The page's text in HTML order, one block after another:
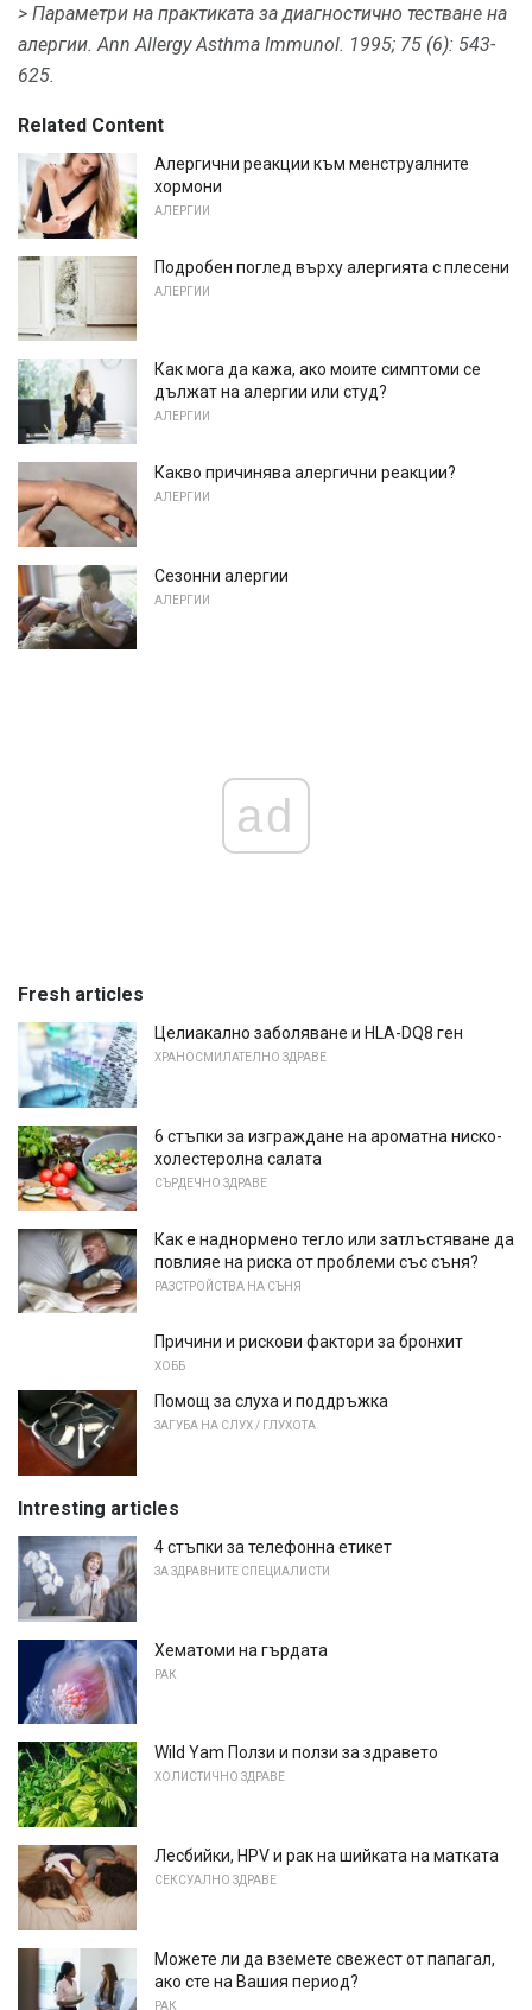
> Параметри на практиката за диагностично тестване на
алергии. Ann Allergy Asthma Immunol. 1995; 75 (6): 543-
625.
Related Content
Алергични реакции към менструалните
хормони
АЛЕРГИИ
Подробен поглед върху алергията с плесени
АЛЕРГИИ
Как мога да кажа, ако моите симптоми се
дължат на алергии или студ?
АЛЕРГИИ
Какво причинява алергични реакции?
АЛЕРГИИ
Сезонни алергии
АЛЕРГИИ
ad
Fresh articles
Целиакално заболяване и HLA-DQ8 ген
ХРАНОСМИЛАТЕЛНО ЗДРАВЕ
6 стъпки за изграждане на ароматна ниско-
холестеролна салата
СЪРДЕЧНО ЗДРАВЕ
Как е наднормено тегло или затлъстяване да
повлияе на риска от проблеми със съня?
РАЗСТРОЙСТВА НА СЪНЯ
Причини и рискови фактори за бронхит
ХОББ
Помощ за слуха и поддръжка
ЗАГУБА НА СЛУХ / ГЛУХОТА
Intresting articles
4 стъпки за телефонна етикет
ЗА ЗДРАВНИТЕ СПЕЦИАЛИСТИ
Хематоми на гърдата
РАК
Wild Yam Ползи и ползи за здравето
ХОЛИСТИЧНО ЗДРАВЕ
Лесбийки, HPV и рак на шийката на матката
СЕКСУАЛНО ЗДРАВЕ
Можете ли да вземете свежест от папагал,
ако сте на Вашия период?
РАК